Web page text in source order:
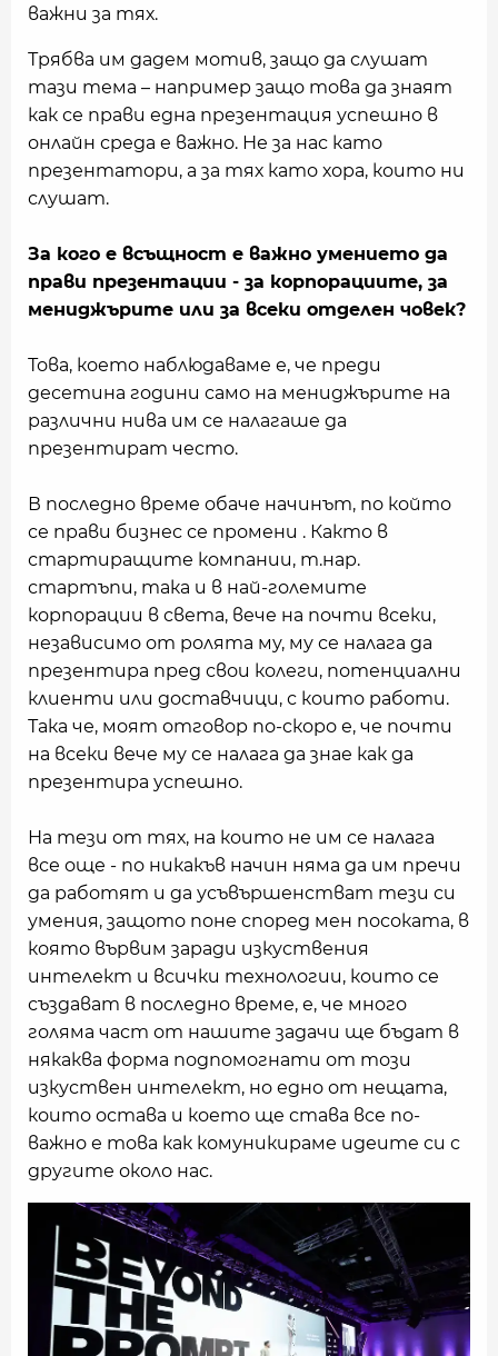
важни за тях.
Трябва им дадем мотив, защо да слушат
тази тема – например защо това да знаят
как се прави една презентация успешно в
онлайн среда е важно. Не за нас като
презентатори, а за тях като хора, които ни
слушат.
За кого е всъщност е важно умението да
прави презентации - за корпорациите, за
мениджърите или за всеки отделен човек?
Това, което наблюдаваме е, че преди
десетина години само на мениджърите на
различни нива им се налагаше да
презентират често.
В последно време обаче начинът, по който
се прави бизнес се промени . Както в
стартиращите компании, т.нар.
стартъпи, така и в най-големите
корпорации в света, вече на почти всеки,
независимо от ролята му, му се налага да
презентира пред свои колеги, потенциални
клиенти или доставчици, с които работи.
Така че, моят отговор по-скоро е, че почти
на всеки вече му се налага да знае как да
презентира успешно.
На тези от тях, на които не им се налага
все още - по никакъв начин няма да им пречи
да работят и да усъвършенстват тези си
умения, защото поне според мен посоката, в
която вървим заради изкуствения
интелект и всички технологии, които се
създават в последно време, е, че много
голяма част от нашите задачи ще бъдат в
някаква форма подпомогнати от този
изкуствен интелект, но едно от нещата,
които остава и което ще става все по-
важно е това как комуникираме идеите си с
другите около нас.